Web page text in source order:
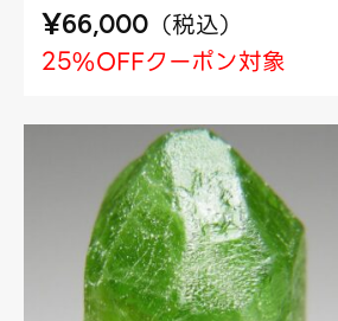
¥66,000 （税込）
25%OFFクーポン対象